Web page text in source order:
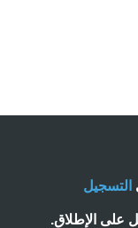
التسجيل
على الإطلاق.